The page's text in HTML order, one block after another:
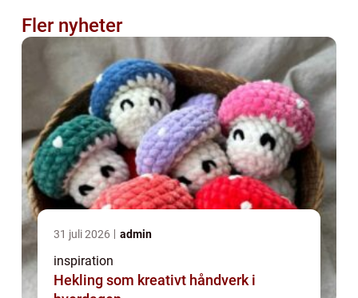
Fler nyheter
31 juli 2026 admin
inspiration
Hekling som kreativt håndverk i